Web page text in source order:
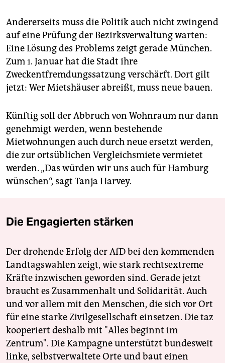
Andererseits muss die Politik auch nicht zwingend
auf eine Prüfung der Bezirksverwaltung warten:
Eine Lösung des Problems zeigt gerade München.
Zum 1. Januar hat die Stadt ihre
Zweckentfremdungssatzung verschärft. Dort gilt
jetzt: Wer Mietshäuser abreißt, muss neue bauen.
Künftig soll der Abbruch von Wohnraum nur dann
genehmigt werden, wenn bestehende
Mietwohnungen auch durch neue ersetzt werden,
die zur ortsüblichen Vergleichsmiete vermietet
werden. „Das würden wir uns auch für Hamburg
wünschen“, sagt Tanja Harvey.
Die Engagierten stärken
Der drohende Erfolg der AfD bei den kommenden
Landtagswahlen zeigt, wie stark rechtsextreme
Kräfte inzwischen geworden sind. Gerade jetzt
braucht es Zusammenhalt und Solidarität. Auch
und vor allem mit den Menschen, die sich vor Ort
für eine starke Zivilgesellschaft einsetzen. Die taz
kooperiert deshalb mit "Alles beginnt im
Zentrum". Die Kampagne unterstützt bundesweit
linke, selbstverwaltete Orte und baut einen